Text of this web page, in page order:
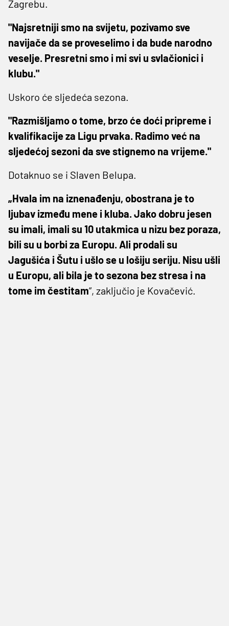
Zagrebu.
"Najsretniji smo na svijetu, pozivamo sve
navijače da se proveselimo i da bude narodno
veselje. Presretni smo i mi svi u svlačionici i
klubu."
Uskoro će sljedeća sezona.
"Razmišljamo o tome, brzo će doći pripreme i
kvalifikacije za Ligu prvaka. Radimo već na
sljedećoj sezoni da sve stignemo na vrijeme."
Dotaknuo se i Slaven Belupa.
„Hvala im na iznenađenju, obostrana je to
ljubav između mene i kluba. Jako dobru jesen
su imali, imali su 10 utakmica u nizu bez poraza,
bili su u borbi za Europu. Ali prodali su
Jagušića i Šutu i ušlo se u lošiju seriju. Nisu ušli
u Europu, ali bila je to sezona bez stresa i na
tome im čestitam”, zaključio je Kovačević.